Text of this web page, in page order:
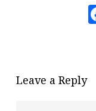
Leave a Reply